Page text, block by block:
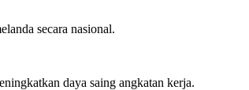
secara nasional.
daya saing angkatan kerja.